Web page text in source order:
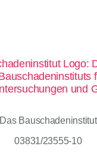
Das Bauschadeninstitut
03831/23555-10